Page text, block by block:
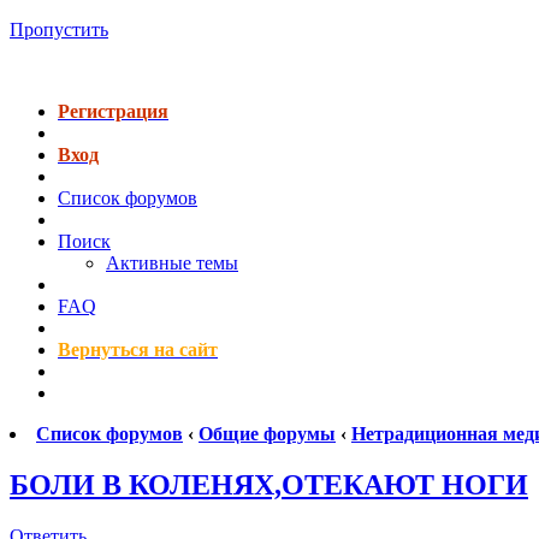
Пропустить
Регистрация
Вход
Список форумов
Поиск
Активные темы
FAQ
Вернуться на сайт
Список форумов ‹ Общие форумы ‹ Нетрадиционная
БОЛИ В КОЛЕНЯХ,ОТЕКАЮТ НОГИ